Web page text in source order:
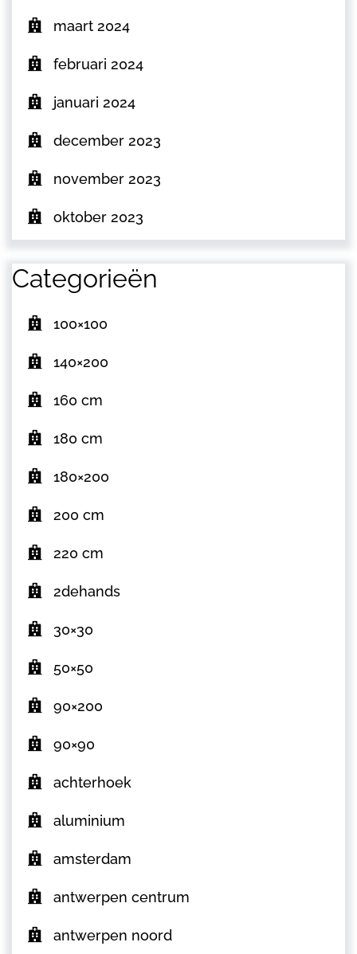
maart 2024
februari 2024
januari 2024
december 2023
november 2023
oktober 2023
Categorieën
100×100
140×200
160 cm
180 cm
180×200
200 cm
220 cm
2dehands
30×30
50×50
90×200
90×90
achterhoek
aluminium
amsterdam
antwerpen centrum
antwerpen noord